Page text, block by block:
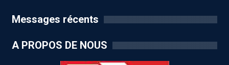
Messages récents
A PROPOS DE NOUS